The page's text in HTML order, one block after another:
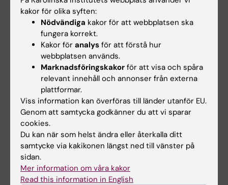
Relaterat
Barndiabetesfondens Johnny Ludvigsson-priser
Relaterade artiklar
kakor för olika syften:
Nödvändiga kakor för att webbplatsen ska
fungera korrekt.
Kakor för analys för att förstå hur
webbplatsen används.
Marknadsföringskakor för att visa och spåra
relevant innehåll och annonser från externa
plattformar.
Viss information kan överföras till länder utanför EU.
Genom att samtycka godkänner du att vi sparar
cookies.
Du kan när som helst ändra eller återkalla ditt
samtycke via kakikonen längst ned till vänster på
sidan.
Mer information om våra kakor
Read this information in English